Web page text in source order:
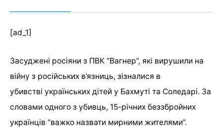
[ad_1]
Засуджені росіяни з ПВК “Вагнер”, які вирушили на
війну з російських в’язниць, зізналися в
убивстві українських дітей у Бахмуті та Соледарі. За
словами одного з убивць, 15-річних беззбройних
українців “важко назвати мирними жителями”.